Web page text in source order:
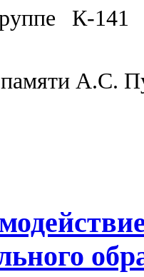
К-141
памяти А.С.